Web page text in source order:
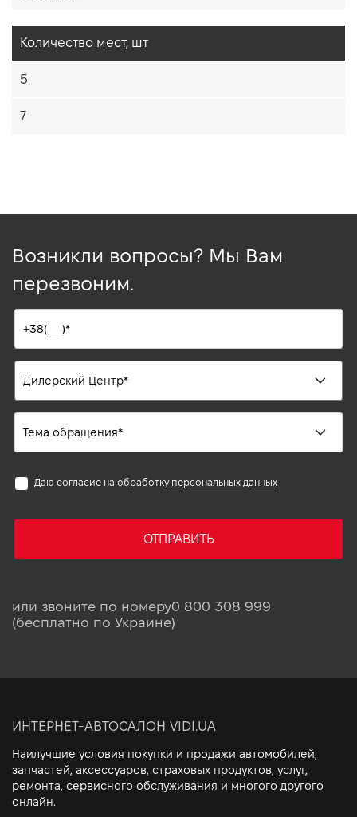
Количество мест, шт
5
7
Возникли вопросы? Мы Вам
перезвоним.
Даю согласие на обработку персональных данных
ОТПРАВИТЬ
или звоните по номеру0 800 308 999
(бесплатно по Украине)
ИНТЕРНЕТ-АВТОСАЛОН VIDI.UA
Наилучшие условия покупки и продажи автомобилей,
запчастей, аксессуаров, страховых продуктов, услуг,
ремонта, сервисного обслуживания и многого другого
онлайн.